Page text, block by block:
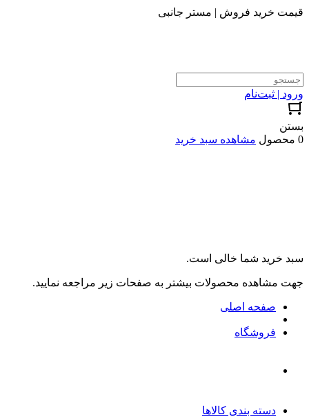
قیمت خرید فروش | مستر جانبی
ورود | ثبت‌نام
بستن
0 محصول
مشاهده سبد خرید
سبد خرید شما خالی است.
جهت مشاهده محصولات بیشتر به صفحات زیر مراجعه نمایید.
صفحه اصلی
فروشگاه
دسته بندی کالاها